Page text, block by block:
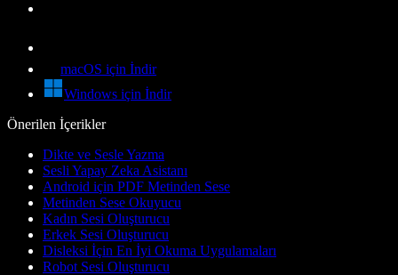
macOS için İndir
Windows için İndir
Önerilen İçerikler
Dikte ve Sesle Yazma
Sesli Yapay Zeka Asistanı
Android için PDF Metinden Sese
Metinden Sese Okuyucu
Kadın Sesi Oluşturucu
Erkek Sesi Oluşturucu
Disleksi İçin En İyi Okuma Uygulamaları
Robot Sesi Oluşturucu